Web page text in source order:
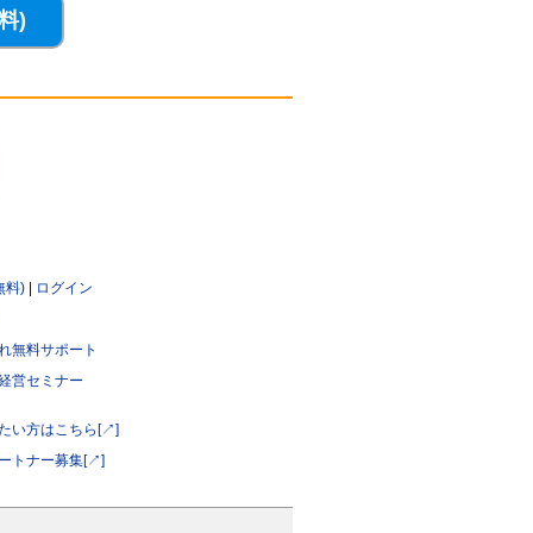
料)| ログイン
無料サポート
営セミナー
い方はこちら[↗]
トナー募集[↗]